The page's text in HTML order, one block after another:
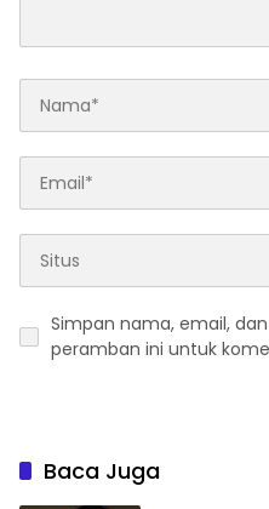
Simpan nama, email,
peramban ini untuk
Baca Juga